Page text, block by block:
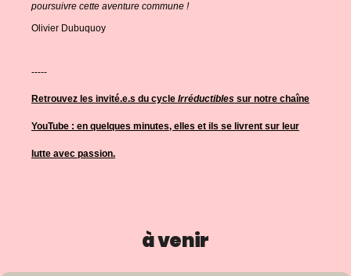
poursuivre cette aventure commune !
Olivier Dubuquoy
-----
Retrouvez les invité.e.s du cycle Irréductibles sur notre chaîne
YouTube : en quelques minutes, elles et ils se livrent sur leur
lutte avec passion.
à venir